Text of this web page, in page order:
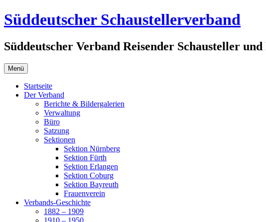
Zum
Inhalt
Süddeutscher Schaustellerverband
Süddeutscher Verband Reisender Schausteller
Menü
Startseite
Der Verband
Berichte & Bildergalerien
Verwaltung
Büro
Satzung
Sektionen
Sektion Nürnberg
Sektion Fürth
Sektion Erlangen
Sektion Coburg
Sektion Bayreuth
Frauenverein
Verbands-Geschichte
1882 – 1909
1910 – 1950